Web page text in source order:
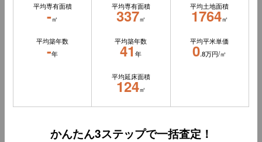
平均専有面積
-㎡
平均築年数
-年
平均専有面積
337㎡
平均築年数
41年
平均延床面積
124㎡
平均土地面積
1764㎡
平均平米単価
0.8万円/㎡
かんたん3ステップで一括査定！